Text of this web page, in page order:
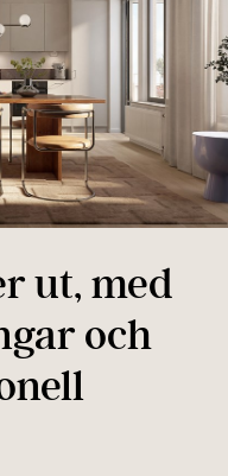
ut, med
och